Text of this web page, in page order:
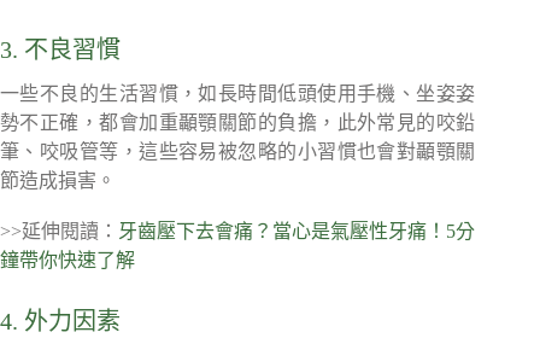
3. 不良習慣
一些不良的生活習慣，如長時間低頭使用手機、坐姿姿
勢不正確，都會加重顳顎關節的負擔，此外常見的咬鉛
筆、咬吸管等，這些容易被忽略的小習慣也會對顳顎關
節造成損害。
>>延伸閱讀： 牙齒壓下去會痛？當心是氣壓性牙痛！5分
鐘帶你快速了解
4. 外力因素